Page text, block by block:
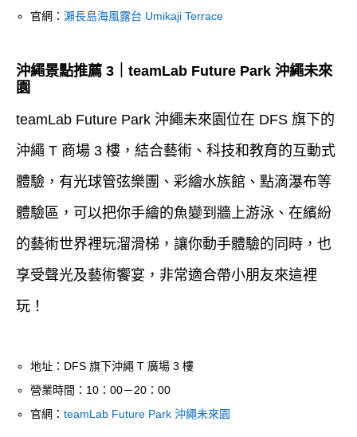
官網：瀨長島海風露台 Umikaji Terrace
沖繩景點推薦 3｜teamLab Future Park 沖繩未來
園
teamLab Future Park 沖繩未來園位在 DFS 旗下的
沖繩 T 商場 3 樓，結合藝術、科技和教育的互動式
體驗，有光球管弦樂團、彩繪水族館、點滴瀑布等
體驗區，可以把你手繪的魚變到牆上游泳、在繽紛
的藝術世界裡玩溜滑梯，讓你動手體驗的同時，也
享受聲光及藝術饗宴，非常適合帶小朋友來這裡
玩！
地址：DFS 旗下沖繩 T 廣場 3 樓
營業時間：10：00－20：00
官網：teamLab Future Park 沖繩未來園